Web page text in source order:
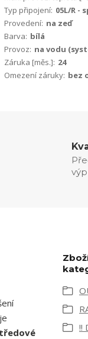
Typ připojení: 05L/R -
Provedení: na zeď
Barva: bílá
Provoz: na vodu
Záruka [měs.]: 24
Omezení záruky: bez
!!